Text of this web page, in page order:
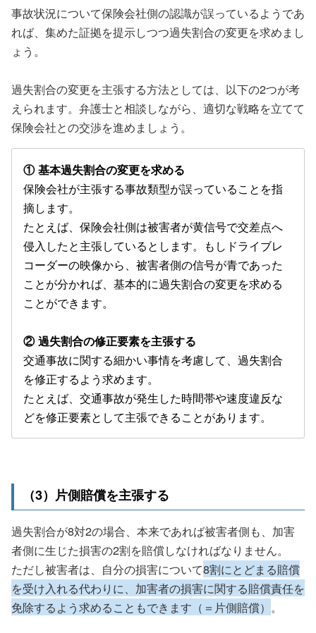
事故状況について保険会社側の認識が誤っているようであ
れば、集めた証拠を提示しつつ過失割合の変更を求めまし
ょう。
過失割合の変更を主張する方法としては、以下の2つが考
えられます。弁護士と相談しながら、適切な戦略を立てて
保険会社との交渉を進めましょう。
① 基本過失割合の変更を求める
保険会社が主張する事故類型が誤っていることを指
摘します。
たとえば、保険会社側は被害者が黄信号で交差点へ
侵入したと主張しているとします。もしドライブレ
コーダーの映像から、被害者側の信号が青であった
ことが分かれば、基本的に過失割合の変更を求める
ことができます。
② 過失割合の修正要素を主張する
交通事故に関する細かい事情を考慮して、過失割合
を修正するよう求めます。
たとえば、交通事故が発生した時間帯や速度違反な
どを修正要素として主張できることがあります。
（3）片側賠償を主張する
過失割合が8対2の場合、本来であれば被害者側も、加害
者側に生じた損害の2割を賠償しなければなりません。
ただし被害者は、自分の損害について8割にとどまる賠償
を受け入れる代わりに、加害者の損害に関する賠償責任を
免除するよう求めることもできます（＝片側賠償） 。